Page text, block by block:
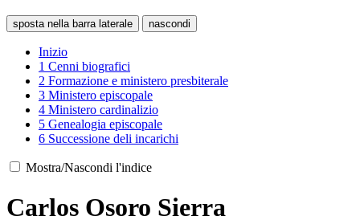
sposta nella barra laterale nascondi
Inizio
1 Cenni biografici
2 Formazione e ministero presbiterale
3 Ministero episcopale
4 Ministero cardinalizio
5 Genealogia episcopale
6 Successione deli incarichi
Mostra/Nascondi l'indice
Carlos Osoro Sierra